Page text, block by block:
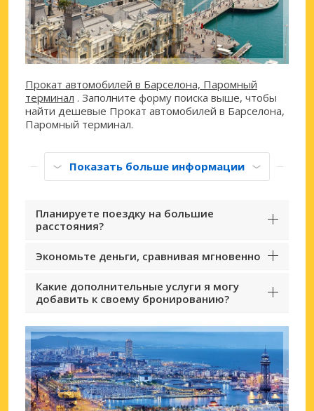
Прокат автомобилей в Барселона, Паромный
терминал . Заполните форму поиска выше, чтобы
найти дешевые Прокат автомобилей в Барселона,
Паромный терминал.
Показать больше информации
Планируете поездку на большие
расстояния?
Экономьте деньги, сравнивая мгновенно
Какие дополнительные услуги я могу
добавить к своему бронированию?